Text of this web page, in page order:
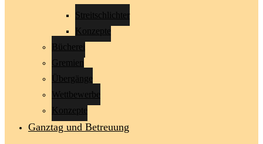
Streitschlichter
Konzepte
Bücherei
Gremien
Übergänge
Wettbewerbe
Konzepte
Ganztag und Betreuung